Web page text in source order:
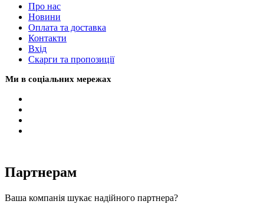
Про нас
Новини
Оплата та доставка
Контакти
Вхiд
Скарги та пропозиції
Ми в соціальних мережах
Партнерам
Ваша компанія шукає надійного партнера?